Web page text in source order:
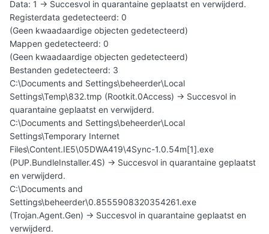
Data: 1 -> Succesvol in quarantaine geplaatst en verwijderd.
Registerdata gedetecteerd: 0
(Geen kwaadaardige objecten gedetecteerd)
Mappen gedetecteerd: 0
(Geen kwaadaardige objecten gedetecteerd)
Bestanden gedetecteerd: 3
C:\Documents and Settings\beheerder\Local
Settings\Temp\832.tmp (Rootkit.0Access) -> Succesvol in
quarantaine geplaatst en verwijderd.
C:\Documents and Settings\beheerder\Local
Settings\Temporary Internet
Files\Content.IE5\05DWA419\4Sync-1.0.54m[1].exe
(PUP.BundleInstaller.4S) -> Succesvol in quarantaine geplaatst
en verwijderd.
C:\Documents and
Settings\beheerder\0.8555908320354261.exe
(Trojan.Agent.Gen) -> Succesvol in quarantaine geplaatst en
verwijderd.